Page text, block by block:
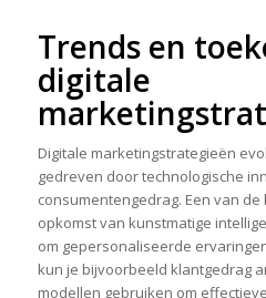
Trends en
digitale
Digitale marketingstrategieën
gedreven door technologische
consumentengedrag. Een van
opkomst van kunstmatige
om gepersonaliseerde
kun je bijvoorbeeld klantgedrag
modellen gebruiken om